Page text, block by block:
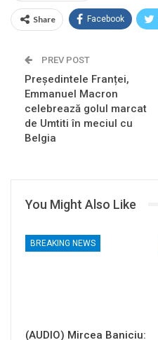
Share Facebook
PREV POST
Președintele Franței,
Emmanuel Macron
celebrează golul marcat
de Umtiti în meciul cu
Belgia
You Might Also Like
BREAKING NEWS
(AUDIO) Mircea Baniciu: